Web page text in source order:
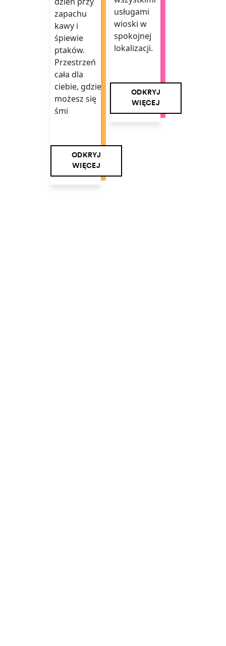
zapachu
kawy i
śpiewie
ptaków.
Przestrzeń
cała dla
ciebie, gdzie
możesz się
śmi
ODKRYJ
WIĘCEJ
usługami
wioski w
spokojnej
lokalizacji.
ODKRYJ
WIĘCEJ